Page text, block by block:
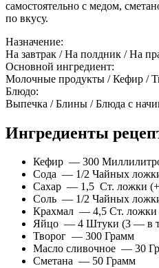
самостоятельно с медом,
по вкусу.
Назначение:
На завтрак / На полдник / На
Основной ингредиент:
Молочные продукты / Кефир /
Блюдо:
Выпечка / Блины / Блюда с
Ингредиенты
Кефир — 300
Сода — 1/2 Чайных
Сахар — 1,5 Ст. ложки (+
Соль — 1/2 Чайных
Крахмал — 4,5 Ст. ложки
Яйцо — 4 Штуки (3 — в
Творог — 300 Грамм
Масло сливочное — 30
Сметана — 50 Грамм